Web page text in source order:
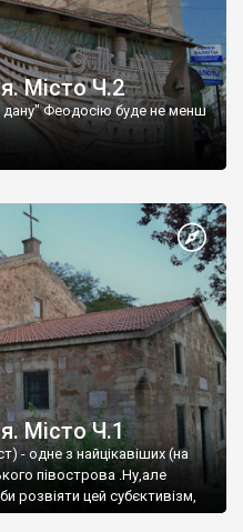
Місто Ч.2
дану" Феодосію буде не менш
Місто Ч.1
- одне з найцікавіших (на
півострова .Ну,але
розвіяти цей субєктивізм,